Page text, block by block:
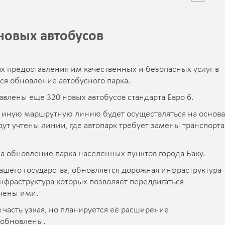
автобусов
предоставления им качественных и безопасных услуг в
обновление автобусного парка.
еще 320 новых автобусов стандарта Евро 6.
маршрутную линию будет осуществляться на
учтены линии, где автопарк требует замены
парка населенных пунктов города Баку.
государства, обновляется дорожная инфраструктура
которых позволяет передвигаться
ими.
узкая, но планируется её расширение